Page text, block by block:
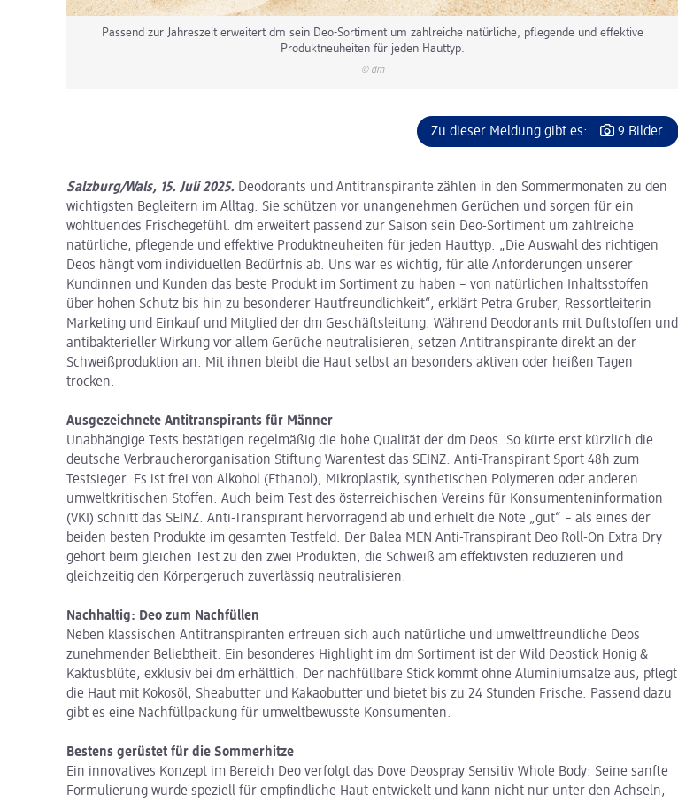
Passend zur Jahreszeit erweitert dm sein Deo-Sortiment um zahlreiche natürliche, pflegende und effektive
Produktneuheiten für jeden Hauttyp.
© dm
Zu dieser Meldung gibt es: 9 Bilder
Salzburg/Wals, 15. Juli 2025. Deodorants und Antitranspirante zählen in den Sommermonaten zu den
wichtigsten Begleitern im Alltag. Sie schützen vor unangenehmen Gerüchen und sorgen für ein
wohltuendes Frischegefühl. dm erweitert passend zur Saison sein Deo-Sortiment um zahlreiche
natürliche, pflegende und effektive Produktneuheiten für jeden Hauttyp. „Die Auswahl des richtigen
Deos hängt vom individuellen Bedürfnis ab. Uns war es wichtig, für alle Anforderungen unserer
Kundinnen und Kunden das beste Produkt im Sortiment zu haben – von natürlichen Inhaltsstoffen
über hohen Schutz bis hin zu besonderer Hautfreundlichkeit“, erklärt Petra Gruber, Ressortleiterin
Marketing und Einkauf und Mitglied der dm Geschäftsleitung. Während Deodorants mit Duftstoffen und
antibakterieller Wirkung vor allem Gerüche neutralisieren, setzen Antitranspirante direkt an der
Schweißproduktion an. Mit ihnen bleibt die Haut selbst an besonders aktiven oder heißen Tagen
trocken.
Ausgezeichnete Antitranspirants für Männer
Unabhängige Tests bestätigen regelmäßig die hohe Qualität der dm Deos. So kürte erst kürzlich die
deutsche Verbraucherorganisation Stiftung Warentest das SEINZ. Anti-Transpirant Sport 48h zum
Testsieger. Es ist frei von Alkohol (Ethanol), Mikroplastik, synthetischen Polymeren oder anderen
umweltkritischen Stoffen. Auch beim Test des österreichischen Vereins für Konsumenteninformation
(VKI) schnitt das SEINZ. Anti-Transpirant hervorragend ab und erhielt die Note „gut“ – als eines der
beiden besten Produkte im gesamten Testfeld. Der Balea MEN Anti-Transpirant Deo Roll-On Extra Dry
gehört beim gleichen Test zu den zwei Produkten, die Schweiß am effektivsten reduzieren und
gleichzeitig den Körpergeruch zuverlässig neutralisieren.
Nachhaltig: Deo zum Nachfüllen
Neben klassischen Antitranspiranten erfreuen sich auch natürliche und umweltfreundliche Deos
zunehmender Beliebtheit. Ein besonderes Highlight im dm Sortiment ist der Wild Deostick Honig &
Kaktusblüte, exklusiv bei dm erhältlich. Der nachfüllbare Stick kommt ohne Aluminiumsalze aus, pflegt
die Haut mit Kokosöl, Sheabutter und Kakaobutter und bietet bis zu 24 Stunden Frische. Passend dazu
gibt es eine Nachfüllpackung für umweltbewusste Konsumenten.
Bestens gerüstet für die Sommerhitze
Ein innovatives Konzept im Bereich Deo verfolgt das Dove Deospray Sensitiv Whole Body: Seine sanfte
Formulierung wurde speziell für empfindliche Haut entwickelt und kann nicht nur unter den Achseln,